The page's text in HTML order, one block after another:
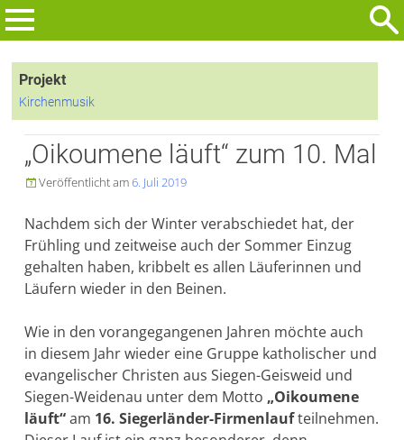
Zum
Inhalt
nach:Projekt
Kirchenmusik
„Oikoumene läuft“ zum 10. Mal
Veröffentlicht am6. Juli 2019
Nachdem sich der Winter verabschiedet hat, der
Frühling und zeitweise auch der Sommer Einzug
gehalten haben, kribbelt es allen Läuferinnen und
Läufern wieder in den Beinen.
Wie in den vorangegangenen Jahren möchte auch
in diesem Jahr wieder eine Gruppe katholischer und
evangelischer Christen aus Siegen-Geisweid und
Siegen-Weidenau unter dem Motto „Oikoumene
läuft“am 16. Siegerländer-Firmenlaufteilnehmen.